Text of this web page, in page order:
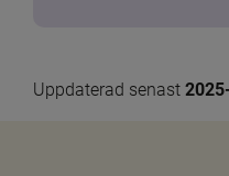
Uppdaterad senast